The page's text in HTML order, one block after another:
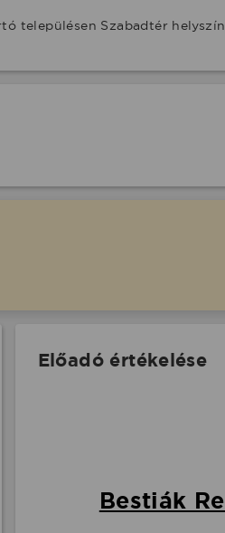
településen Szabadtér
Előadó értékelése
Bestiák